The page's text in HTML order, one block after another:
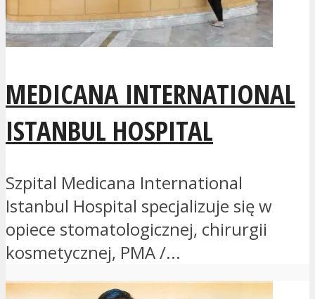
MEDICANA INTERNATIONAL
ISTANBUL HOSPITAL
Szpital Medicana International
Istanbul Hospital specjalizuje się w
opiece stomatologicznej, chirurgii
kosmetycznej, PMA /...